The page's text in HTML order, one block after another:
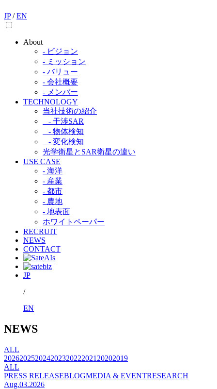
JP / EN
About
- ビジョン
- ミッション
- バリュー
- 会社概要
- メンバー
TECHNOLOGY
当社技術の紹介​
- 干渉SAR​
- 物体検知​
- 変化検知​
光学衛星とSAR衛星の違い​
USE CASE
- 海洋
- 産業
- 都市​
- 農地
- 地表面
ホワイトペーパー
RECRUIT
NEWS
CONTACT
JP
/
EN
NEWS
ALL
202620252024202320222021 20202019
ALL
PRESS RELEASEBLOGMEDIA & EVENTRESEARCH
Aug.03.2026